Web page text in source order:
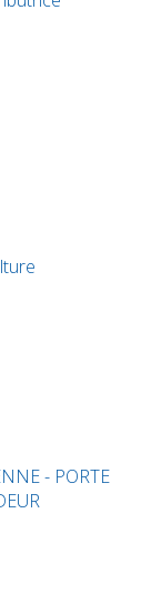
- PORTE